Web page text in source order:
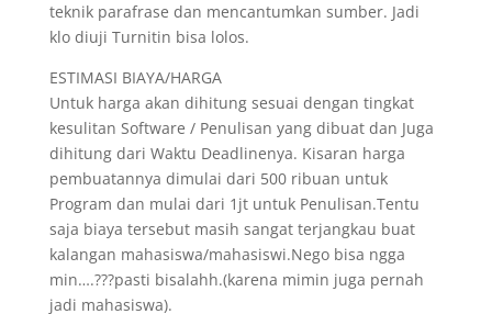
teknik parafrase dan mencantumkan sumber. Jadi
klo diuji Turnitin bisa lolos.
ESTIMASI BIAYA/HARGA
Untuk harga akan dihitung sesuai dengan tingkat
kesulitan Software / Penulisan yang dibuat dan Juga
dihitung dari Waktu Deadlinenya. Kisaran harga
pembuatannya dimulai dari 500 ribuan untuk
Program dan mulai dari 1jt untuk Penulisan.Tentu
saja biaya tersebut masih sangat terjangkau buat
kalangan mahasiswa/mahasiswi.Nego bisa ngga
min….???pasti bisalahh.(karena mimin juga pernah
jadi mahasiswa).